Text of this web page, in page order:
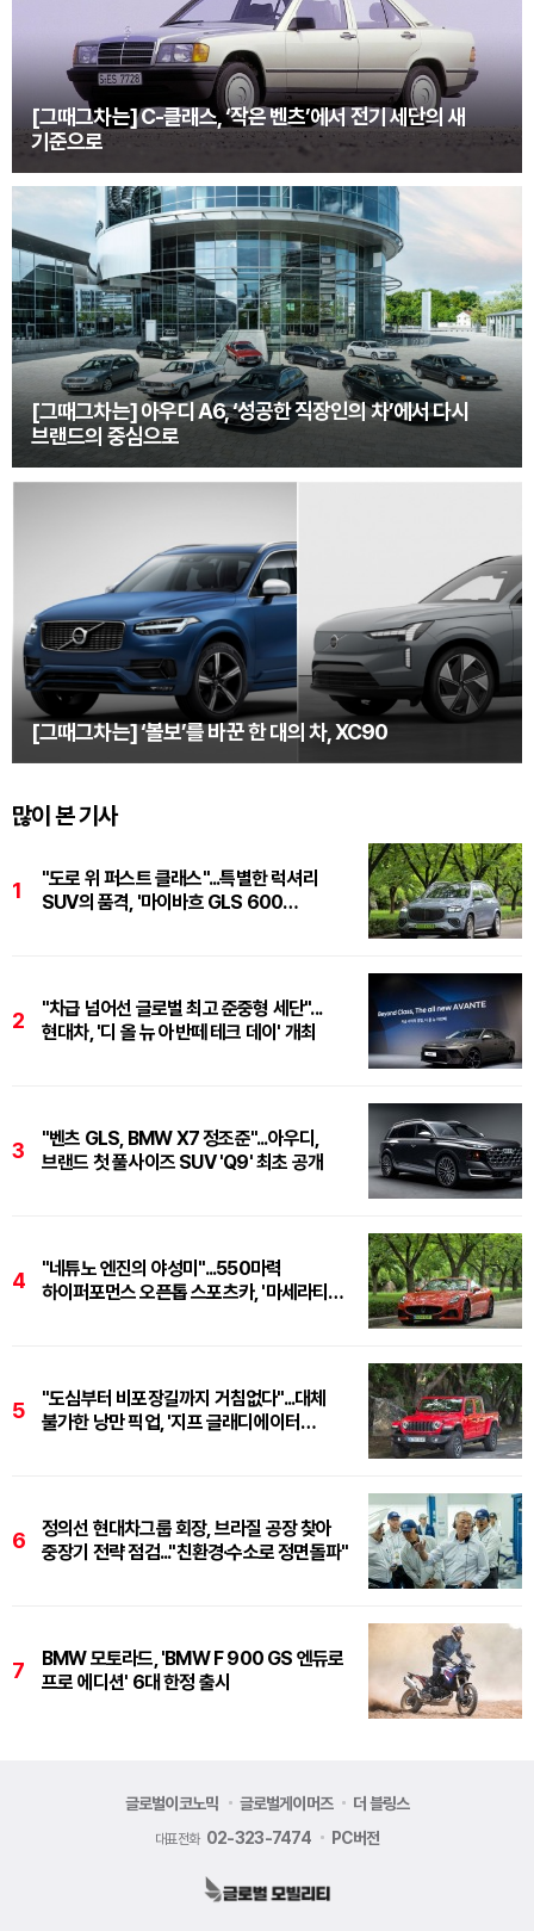
[그때그차는] C-클래스, ‘작은 벤츠’에서 전기 세단의 새
기준으로
[그때그차는] 아우디 A6, ‘성공한 직장인의 차’에서 다시
브랜드의 중심으로
[그때그차는] ‘볼보’를 바꾼 한 대의 차, XC90
많이 본 기사
1
"도로 위 퍼스트 클래스"...특별한 럭셔리
SUV의 품격, '마이바흐 GLS 600
2
"차급 넘어선 글로벌 최고 준중형 세단"...
현대차, '디 올 뉴 아반떼 테크 데이' 개최
3
"벤츠 GLS, BMW X7 정조준"...아우디,
브랜드 첫 풀사이즈 SUV 'Q9' 최초 공개
4
"네튜노 엔진의 야성미"...550마력
하이퍼포먼스 오픈톱 스포츠카, '마세라티
5
"도심부터 비포장길까지 거침없다"...대체
불가한 낭만 픽업, '지프 글래디에이터
6
정의선 현대차그룹 회장, 브라질 공장 찾아
중장기 전략 점검..."친환경·수소로 정면돌파"
7
BMW 모토라드, 'BMW F 900 GS 엔듀로
프로 에디션' 6대 한정 출시
글로벌이코노믹 글로벌게이머즈 더 블링스
대표전화 02-323-7474 PC버전